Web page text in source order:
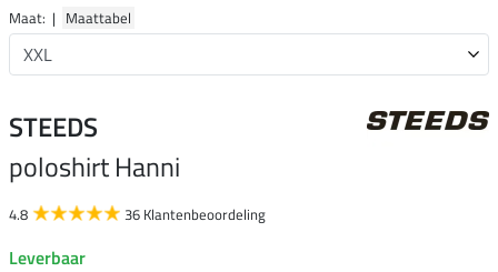
Maat: | Maattabel
STEEDS
poloshirt Hanni
4.8 36 Klantenbeoordeling
Leverbaar